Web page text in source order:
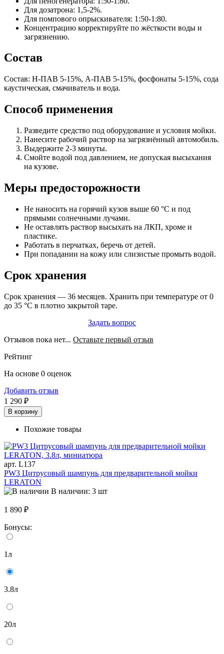
Для дозатрона: 1,5-2%.
Для помпового опрыскивателя: 1:50-1:80.
Концентрацию корректируйте по жёсткости воды и
загрязнению.
Состав
Состав: Н-ПАВ 5-15%, А-ПАВ 5-15%, фосфонаты 5-15%, сода
каустическая, смачиватель и вода.
Способ применения
Разведите средство под оборудование и условия мойки.
Нанесите рабочий раствор на загрязнённый автомобиль.
Выдержите 2-3 минуты.
Смойте водой под давлением, не допуская высыхания
на кузове.
Меры предосторожности
Не наносить на горячий кузов выше 60 °C и под
прямыми солнечными лучами.
Не оставлять раствор высыхать на ЛКП, хроме и
пластике.
Работать в перчатках, беречь от детей.
При попадании на кожу или слизистые промыть водой.
Срок хранения
Срок хранения — 36 месяцев. Хранить при температуре от 0
до 35 °C в плотно закрытой таре.
Задать вопрос
Отзывов пока нет... Оставьте первый отзыв
Рейтинг
На основе 0 оценок
Добавить отзыв
1 290 ₽
В корзину
Похожие товары
арт. L137
PW3 Цитрусовый шампунь для предварительной мойки
LERATON
В наличии: 3 шт
1 890 ₽
Бонусы:
1л
3.8л
20л